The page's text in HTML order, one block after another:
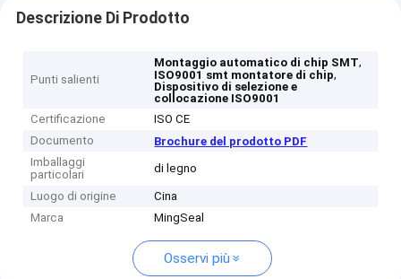
Descrizione Di Prodotto
Punti salienti
Montaggio automatico di chip SMT,
ISO9001 smt montatore di chip,
Dispositivo di selezione e
collocazione ISO9001
Certificazione
ISO CE
Documento
Brochure del prodotto PDF
Imballaggi
particolari
di legno
Luogo di origine
Cina
Marca
MingSeal
Osservi più